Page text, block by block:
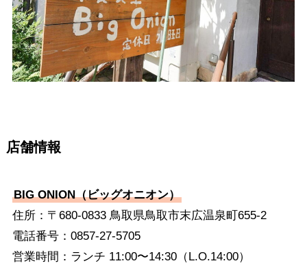
店舗情報
BIG ONION（ビッグオニオン）
住所：〒680-0833 鳥取県鳥取市末広温泉町655-2
電話番号：0857-27-5705
営業時間：ランチ 11:00〜14:30（L.O.14:00）